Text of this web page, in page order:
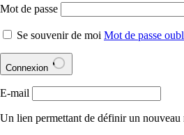
Mot de passe
Se souvenir de moi Mot de passe
Connexion
E-mail
Un lien permettant de définir un nouveau